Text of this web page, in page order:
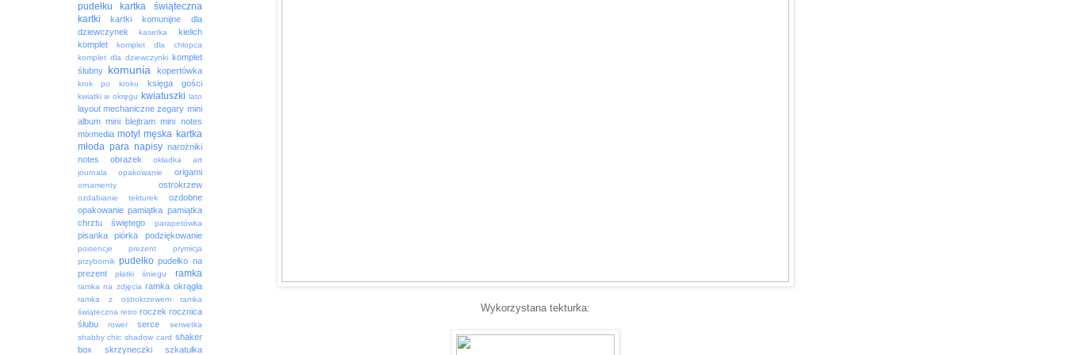
Wykorzystana tekturka:
pudełku
kartka świąteczna
kartki
kartki komunijne dla
dziewczynek
kasetka
kielich
komplet
komplet dla chłopca
komplet dla dziewczynki komplet
ślubny
komunia kopertówka
krok po kroku księga gości
kwiatki w okręgu kwiatuszki lato
layout mechaniczne zegary mini
album mini blejtram mini notes
mixmedia motyl męska kartka
młoda para napisy narożniki
notes
obrazek
okładka art
journala
opakowanie origami
ornamenty ostrokrzew
ozdabianie tekturek
ozdobne
opakowanie pamiątka pamiątka
chrztu świętego
parapetówka
pisanka piórka podziękowanie
poisencje prezent
prymicja
przybornik pudełko pudełko na
prezent
płatki śniegu ramka
ramka na zdjęcia ramka okrągła
ramka z ostrokrzewem
ramka
świąteczna retro roczek rocznica
ślubu
rower serce
serwetka
shabby chic shadow card shaker
box
skrzyneczki szkatułka